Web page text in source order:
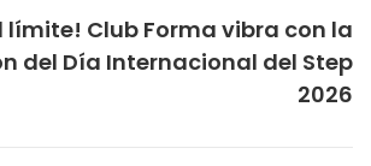
límite! Club Forma vibra con la
del Día Internacional del Step
2026